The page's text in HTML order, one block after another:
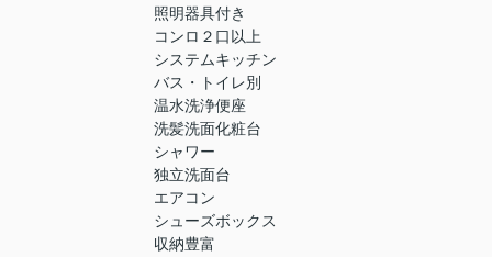
照明器具付き
コンロ２口以上
システムキッチン
バス・トイレ別
温水洗浄便座
洗髪洗面化粧台
シャワー
独立洗面台
エアコン
シューズボックス
収納豊富